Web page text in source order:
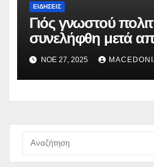
ΕΙΔΉΣΕΙΣ
Γιός γνωστού
συνελήφθη μετά
ΝΟΈ 27, 2025